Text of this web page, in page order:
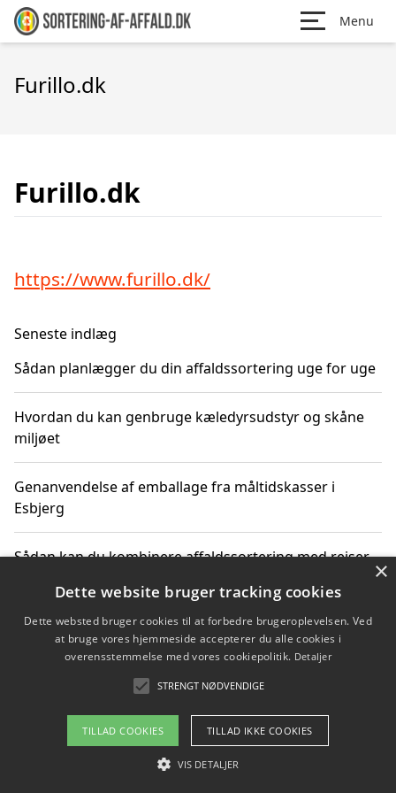
Menu
Furillo.dk
Furillo.dk
https://www.furillo.dk/
Seneste indlæg
Sådan planlægger du din affaldssortering uge for uge
Hvordan du kan genbruge kæledyrsudstyr og skåne
miljøet
Genanvendelse af emballage fra måltidskasser i
Esbjerg
Sådan kan du kombinere affaldssortering med rejser
Hvordan affaldssortering kan bidrage til co2 reduktion
Om / kontakt
Blog Betingelser
×
Dette website bruger tracking cookies
Dette websted bruger cookies til at forbedre brugeroplevelsen. Ved
at bruge vores hjemmeside accepterer du alle cookies i
overensstemmelse med vores cookiepolitik. Detaljer
STRENGT NØDVENDIGE
TILLAD COOKIES TILLAD IKKE COOKIES
VIS DETALJER